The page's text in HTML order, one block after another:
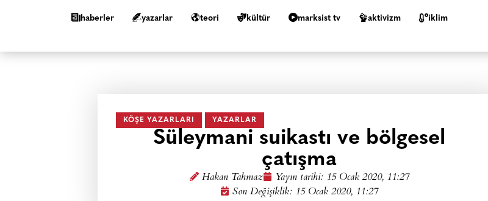
haberler yazarlar teori kültür marksist tv aktivizm i̇klim
KÖŞE YAZARLARI YAZARLAR
Süleymani suikastı ve bölgesel
çatışma
Hakan Tahmaz Yayın tarihi: 15 Ocak 2020, 11:27
Son Değişiklik: 15 Ocak 2020, 11:27